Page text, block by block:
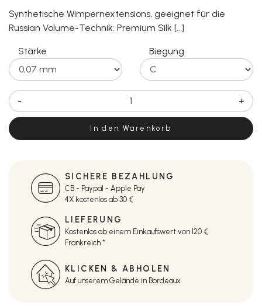
Synthetische Wimpernextensions, geeignet für die
Russian Volume-Technik: Premium Silk [...]
Stärke Biegung
- +
In den Warenkorb
SICHERE BEZAHLUNG
CB - Paypal - Apple Pay
4X kostenlos ab 30 €
LIEFERUNG
Kostenlos ab einem Einkaufswert von 120 €
Frankreich *
KLICKEN & ABHOLEN
Auf unserem Gelände in Bordeaux